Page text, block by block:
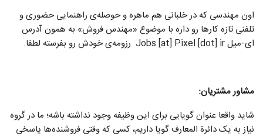
اون مهندسی که در خلبانی هم ماهره و حوصله‌ی راهنمایی حضوری و
تلفنی تازه کارها رو داره با موضوع «مهندس فروش» به همون آدرس
ای-میل Jobs [at] Pixel [dot] ir رزومه‌ی خودش رو بفرسته لطفا.
مشاور مشتریان:
شاید واقعا عنوان گویایی برای این وظیفه وجود نداشته باشه؛ ما در گروه
نیاز به یک دائرة المعارف گویا داریم، کسی که وقتی فروشنده‌ها پاسخی